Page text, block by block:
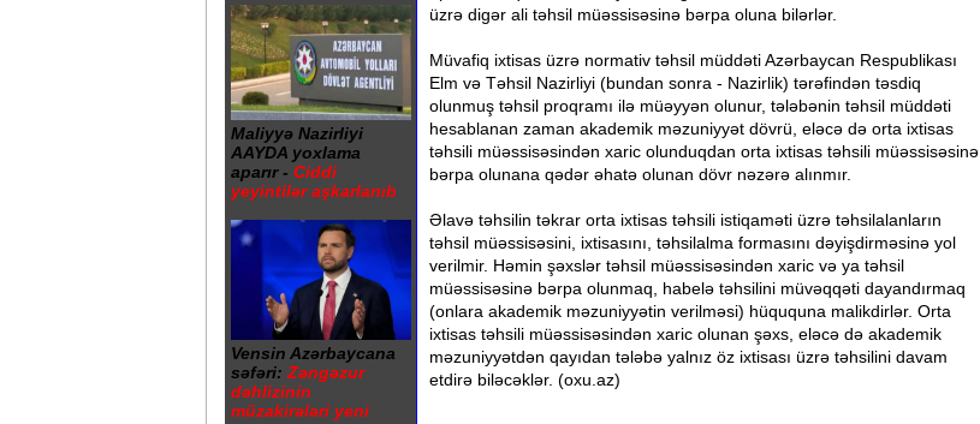
Maliyyə Nazirliyi
AAYDA yoxlama
aparır - Ciddi
yeyintilər aşkarlanıb
Vensin Azərbaycana
səfəri: Zəngəzur
dəhlizinin
müzakirələri yeni
üzrə digər ali təhsil müəssisəsinə bərpa oluna bilərlər.
Müvafiq ixtisas üzrə normativ təhsil müddəti Azərbaycan Respublikası
Elm və Təhsil Nazirliyi (bundan sonra - Nazirlik) tərəfindən təsdiq
olunmuş təhsil proqramı ilə müəyyən olunur, tələbənin təhsil müddəti
hesablanan zaman akademik məzuniyyət dövrü, eləcə də orta ixtisas
təhsili müəssisəsindən xaric olunduqdan orta ixtisas təhsili müəssisəsinə
bərpa olunana qədər əhatə olunan dövr nəzərə alınmır.
Əlavə təhsilin təkrar orta ixtisas təhsili istiqaməti üzrə təhsilalanların
təhsil müəssisəsini, ixtisasını, təhsilalma formasını dəyişdirməsinə yol
verilmir. Həmin şəxslər təhsil müəssisəsindən xaric və ya təhsil
müəssisəsinə bərpa olunmaq, habelə təhsilini müvəqqəti dayandırmaq
(onlara akademik məzuniyyətin verilməsi) hüququna malikdirlər. Orta
ixtisas təhsili müəssisəsindən xaric olunan şəxs, eləcə də akademik
məzuniyyətdən qayıdan tələbə yalnız öz ixtisası üzrə təhsilini davam
etdirə biləcəklər. (oxu.az)